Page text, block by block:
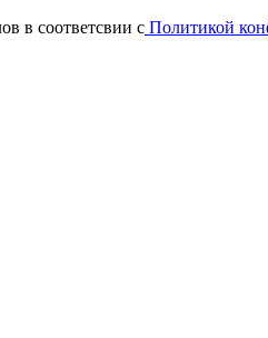
в соответсвии с Политикой